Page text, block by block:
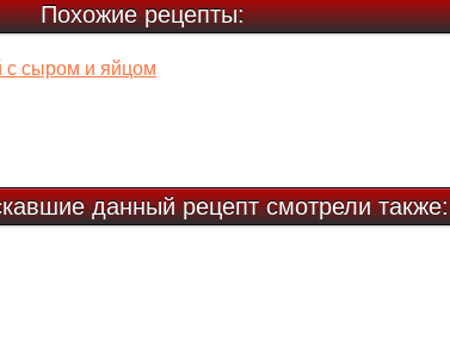
Похожие рецепты:
с сыром и яйцом
данный рецепт смотрели также: